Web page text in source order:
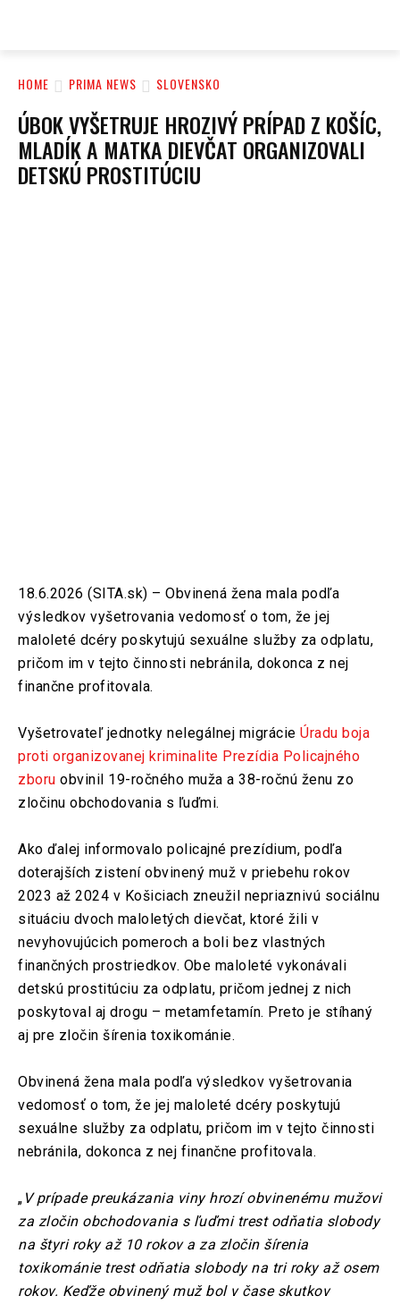
HOME PRIMA NEWS SLOVENSKO
ÚBOK VYŠETRUJE HROZIVÝ PRÍPAD Z KOŠÍC,
MLADÍK A MATKA DIEVČAT ORGANIZOVALI
DETSKÚ PROSTITÚCIU
18.6.2026 (SITA.sk) – Obvinená žena mala podľa
výsledkov vyšetrovania vedomosť o tom, že jej
maloleté dcéry poskytujú sexuálne služby za odplatu,
pričom im v tejto činnosti nebránila, dokonca z nej
finančne profitovala.
Vyšetrovateľ jednotky nelegálnej migrácie Úradu boja
proti organizovanej kriminalite Prezídia Policajného
zboru obvinil 19-ročného muža a 38-ročnú ženu zo
zločinu obchodovania s ľuďmi.
Ako ďalej informovalo policajné prezídium, podľa
doterajších zistení obvinený muž v priebehu rokov
2023 až 2024 v Košiciach zneužil nepriaznivú sociálnu
situáciu dvoch maloletých dievčat, ktoré žili v
nevyhovujúcich pomeroch a boli bez vlastných
finančných prostriedkov. Obe maloleté vykonávali
detskú prostitúciu za odplatu, pričom jednej z nich
poskytoval aj drogu – metamfetamín. Preto je stíhaný
aj pre zločin šírenia toxikománie.
Obvinená žena mala podľa výsledkov vyšetrovania
vedomosť o tom, že jej maloleté dcéry poskytujú
sexuálne služby za odplatu, pričom im v tejto činnosti
nebránila, dokonca z nej finančne profitovala.
„ V prípade preukázania viny hrozí obvinenému mužovi
za zločin obchodovania s ľuďmi trest odňatia slobody
na štyri roky až 10 rokov a za zločin šírenia
toxikománie trest odňatia slobody na tri roky až osem
rokov. Keďže obvinený muž bol v čase skutkov